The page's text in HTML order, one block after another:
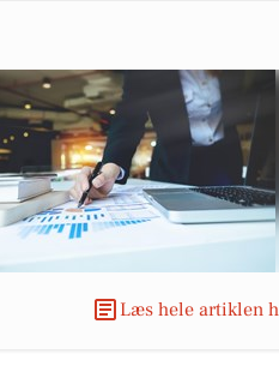
Læs hele artiklen